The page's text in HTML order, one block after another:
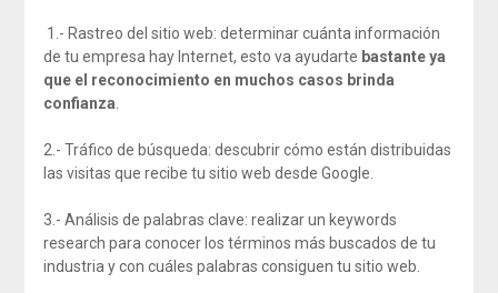
1.- Rastreo del sitio web: determinar cuánta información
de tu empresa hay Internet, esto va ayudarte bastante ya
que el reconocimiento en muchos casos brinda
confianza.
2.- Tráfico de búsqueda: descubrir cómo están distribuidas
las visitas que recibe tu sitio web desde Google.
3.- Análisis de palabras clave: realizar un keywords
research para conocer los términos más buscados de tu
industria y con cuáles palabras consiguen tu sitio web.